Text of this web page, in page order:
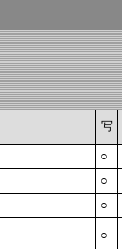
写
○
○
○
○